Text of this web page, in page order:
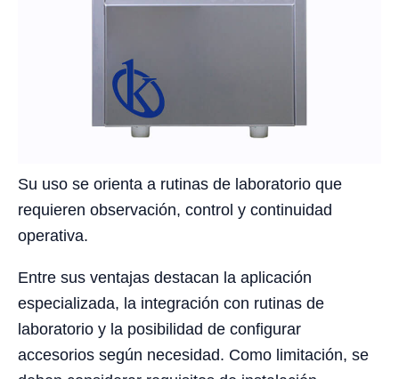
Su uso se orienta a rutinas de laboratorio que
requieren observación, control y continuidad
operativa.
Entre sus ventajas destacan la aplicación
especializada, la integración con rutinas de
laboratorio y la posibilidad de configurar
accesorios según necesidad. Como limitación, se